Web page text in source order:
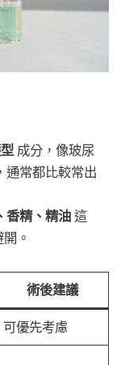
成分，像玻尿
通常都比較常出
香精、精油 這
。
術後建議
可優先考慮